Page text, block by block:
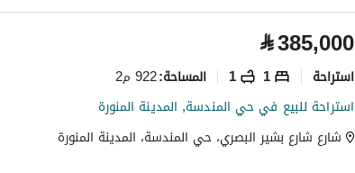
⃁385,000
استراحة 1
1 المساحة:922 م2
استراحة للبيع في حي المندسة, المدينة المنورة
شارع شارع بشير البصري، حي المندسة، المدينة المنورة